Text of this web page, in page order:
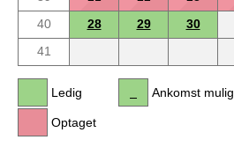
40
28 29
30
41
Ledig
Optaget
Ankomst mulig